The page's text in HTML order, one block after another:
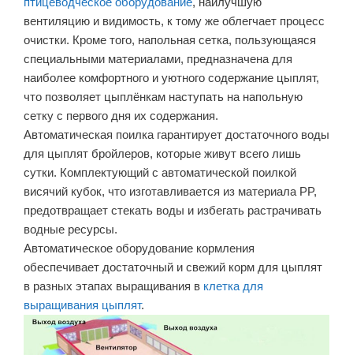
вентиляцию и видимость, к тому же облегчает процесс
очистки. Кроме того, напольная сетка, пользующаяся
специальными материалами, предназначена для
наиболее комфортного и уютного содержание цыплят,
что позволяет цыплёнкам наступать на напольную
сетку с первого дня их содержания.
Автоматическая поилка гарантирует достаточного воды
для цыплят бройлеров, которые живут всего лишь
сутки. Комплектующий с автоматической поилкой
висячий кубок, что изготавливается из материала PP,
предотвращает стекать воды и избегать растрачивать
водные ресурсы.
Автоматическое оборудование кормления
обеспечивает достаточный и свежий корм для цыплят
в разных этапах выращивания в клетка для
выращивания цыплят.